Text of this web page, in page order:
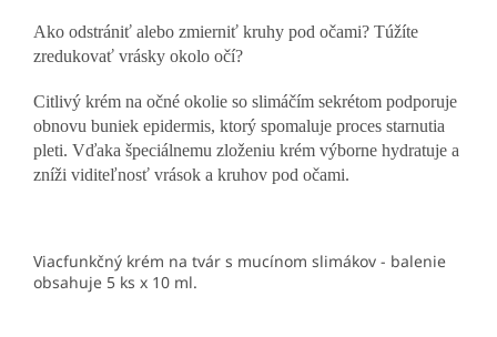
Ako odstrániť alebo zmierniť kruhy pod očami? Túžíte
zredukovať vrásky okolo očí?
Citlivý krém na očné okolie so slimáčím sekrétom podporuje
obnovu buniek epidermis, ktorý spomaluje proces starnutia
pleti. Vďaka špeciálnemu zloženiu krém výborne hydratuje a
zníži viditeľnosť vrások a kruhov pod očami.
Viacfunkčný krém na tvár s mucínom slimákov - balenie
obsahuje 5 ks x 10 ml.